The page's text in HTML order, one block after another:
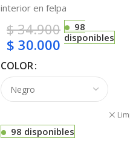
interior en felpa
$34.900
$ 30.000
98
disponibles
COLOR
98 disponibles